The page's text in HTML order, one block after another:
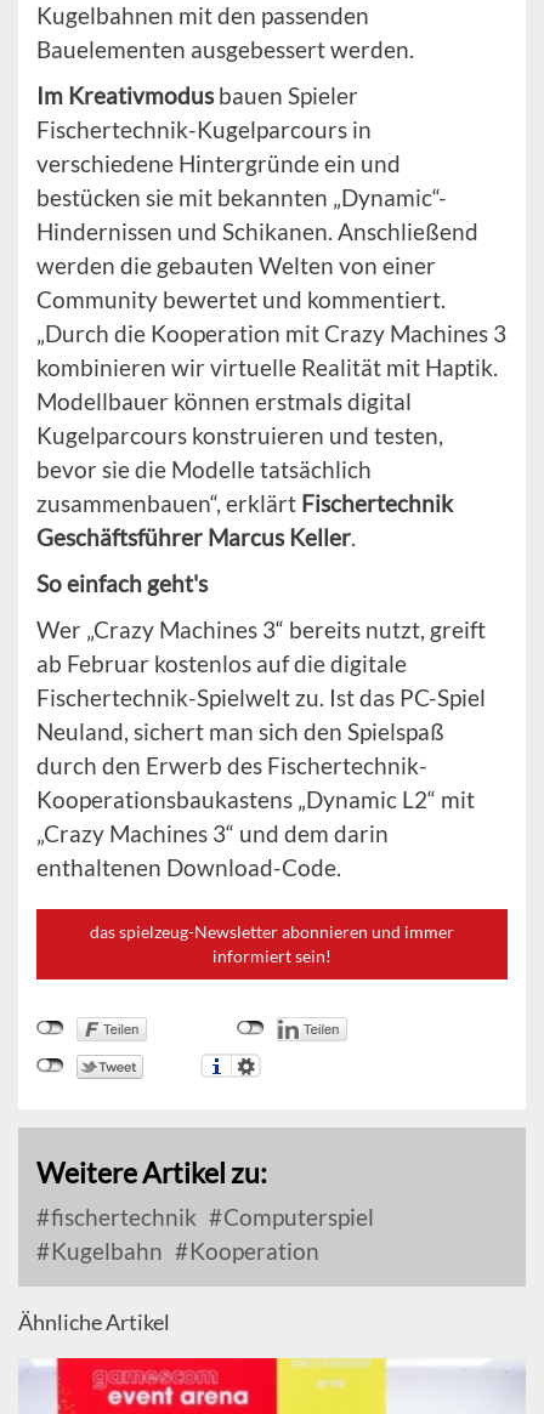
Kugelbahnen mit den passenden
Bauelementen ausgebessert werden.
Im Kreativmodusbauen Spieler
Fischertechnik-Kugelparcours in
verschiedene Hintergründe ein und
bestücken sie mit bekannten „Dynamic“-
Hindernissen und Schikanen. Anschließend
werden die gebauten Welten von einer
Community bewertet und kommentiert.
„Durch die Kooperation mit Crazy Machines 3
kombinieren wir virtuelle Realität mit Haptik.
Modellbauer können erstmals digital
Kugelparcours konstruieren und testen,
bevor sie die Modelle tatsächlich
zusammenbauen“, erklärt Fischertechnik
Geschäftsführer Marcus Keller.
So einfach geht's
Wer „Crazy Machines 3“ bereits nutzt, greift
ab Februar kostenlos auf die digitale
Fischertechnik-Spielwelt zu. Ist das PC-Spiel
Neuland, sichert man sich den Spielspaß
durch den Erwerb des Fischertechnik-
Kooperationsbaukastens „Dynamic L2“ mit
„Crazy Machines 3“ und dem darin
enthaltenen Download-Code.
das spielzeug-Newsletter abonnieren und immer
informiert sein!
Weitere Artikel zu:
fischertechnik
Computerspiel
Kugelbahn
Kooperation
Ähnliche Artikel